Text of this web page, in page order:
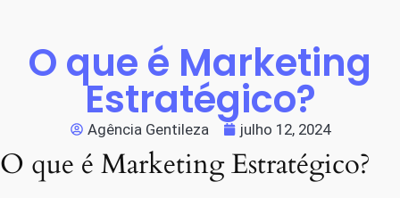
O que é Marketing
Estratégico?
Agência Gentileza julho 12, 2024
O que é Marketing Estratégico?